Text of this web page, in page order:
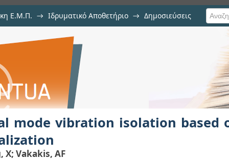
Ε.Μ.Π. → Ιδρυματικό Αποθετήριο → Δημοσιεύσεις
isolation based on non-linear
mode vibration isolation based
X; Vakakis, AF